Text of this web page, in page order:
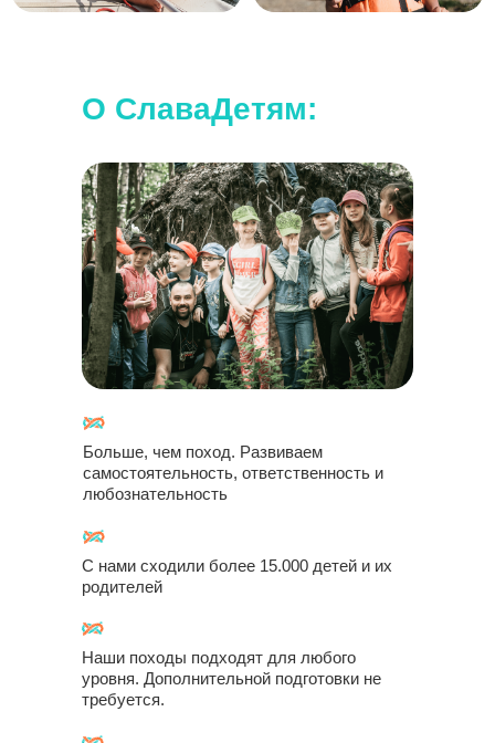
О СлаваДетям:
Больше, чем поход. Развиваем
самостоятельность, ответственность и
любознательность
С нами сходили более 15.000 детей и их
родителей
Наши походы подходят для любого
уровня. Дополнительной подготовки не
требуется.
Купить билет
Выберите подходящие для вас
билеты
анкету для регистрации